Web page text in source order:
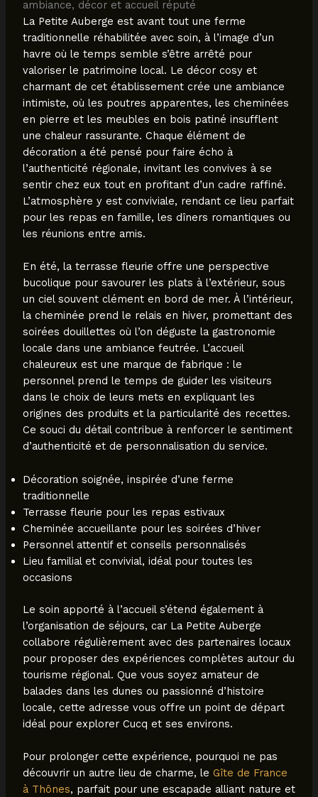
ambiance, décor et accueil réputé
La Petite Auberge est avant tout une ferme
traditionnelle réhabilitée avec soin, à l’image d’un
havre où le temps semble s’être arrêté pour
valoriser le patrimoine local. Le décor cosy et
charmant de cet établissement crée une ambiance
intimiste, où les poutres apparentes, les cheminées
en pierre et les meubles en bois patiné insufflent
une chaleur rassurante. Chaque élément de
décoration a été pensé pour faire écho à
l’authenticité régionale, invitant les convives à se
sentir chez eux tout en profitant d’un cadre raffiné.
L’atmosphère y est conviviale, rendant ce lieu parfait
pour les repas en famille, les dîners romantiques ou
les réunions entre amis.
En été, la terrasse fleurie offre une perspective
bucolique pour savourer les plats à l’extérieur, sous
un ciel souvent clément en bord de mer. À l’intérieur,
la cheminée prend le relais en hiver, promettant des
soirées douillettes où l’on déguste la gastronomie
locale dans une ambiance feutrée. L’accueil
chaleureux est une marque de fabrique : le
personnel prend le temps de guider les visiteurs
dans le choix de leurs mets en expliquant les
origines des produits et la particularité des recettes.
Ce souci du détail contribue à renforcer le sentiment
d’authenticité et de personnalisation du service.
Décoration soignée, inspirée d’une ferme
traditionnelle
Terrasse fleurie pour les repas estivaux
Cheminée accueillante pour les soirées d’hiver
Personnel attentif et conseils personnalisés
Lieu familial et convivial, idéal pour toutes les
occasions
Le soin apporté à l’accueil s’étend également à
l’organisation de séjours, car La Petite Auberge
collabore régulièrement avec des partenaires locaux
pour proposer des expériences complètes autour du
tourisme régional. Que vous soyez amateur de
balades dans les dunes ou passionné d’histoire
locale, cette adresse vous offre un point de départ
idéal pour explorer Cucq et ses environs.
Pour prolonger cette expérience, pourquoi ne pas
découvrir un autre lieu de charme, le Gîte de France
à Thônes, parfait pour une escapade alliant nature et